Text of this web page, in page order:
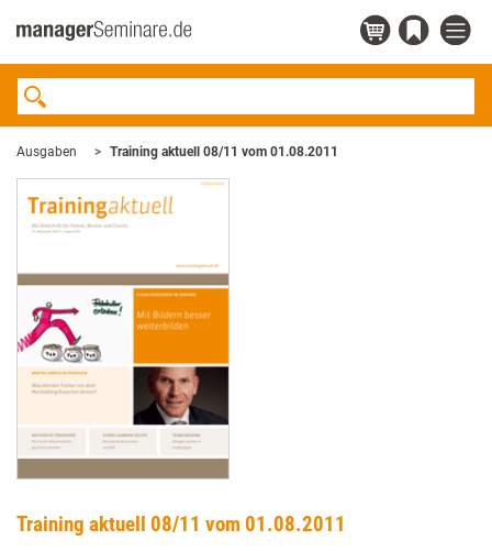
Ausgaben Training aktuell 08/11 vom 01.08.2011
Training aktuell 08/11 vom 01.08.2011